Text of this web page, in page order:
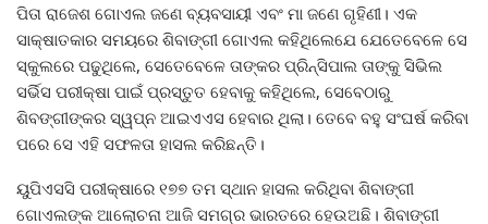
ପିତା ରାଜେଶ ଗୋଏଲ ଜଣେ ବ୍ୟବସାୟୀ ଏବଂ ମା ଜଣେ ଗୃହିଣୀ। ଏକ
ସାକ୍ଷାତକାର ସମୟରେ ଶିବାଙ୍ଗୀ ଗୋଏଲ କହିଥିଲେଯେ ଯେତେବେଳେ ସେ
ସ୍କୁଲରେ ପଢୁଥିଲେ, ସେତେବେଳେ ତାଙ୍କର ପ୍ରିନ୍ସିପାଲ ତାଙ୍କୁ ସିଭିଲ
ସର୍ଭିସ ପରୀକ୍ଷା ପାଇଁ ପ୍ରସ୍ତୁତ ହେବାକୁ କହିଥିଲେ, ସେବେଠାରୁ
ଶିବଙ୍ଗୀଙ୍କର ସ୍ୱପ୍ନ ଆଇଏଏସ ହେବାର ଥିଲା। ତେବେ ବହୁ ସଂଘର୍ଷ କରିବା
ପରେ ସେ ଏହି ସଫଳତା ହାସଲ କରିଛନ୍ତି।
ୟୁପିଏସସି ପରୀକ୍ଷାରେ ୧୭୭ ତମ ସ୍ଥାନ ହାସଲ କରିଥିବା ଶିବାଙ୍ଗୀ
ଗୋଏଲଙ୍କ ଆଲୋଚନା ଆଜି ସମଗ୍ର ଭାରତରେ ହେଉଅଛି। ଶିବାଙ୍ଗୀ